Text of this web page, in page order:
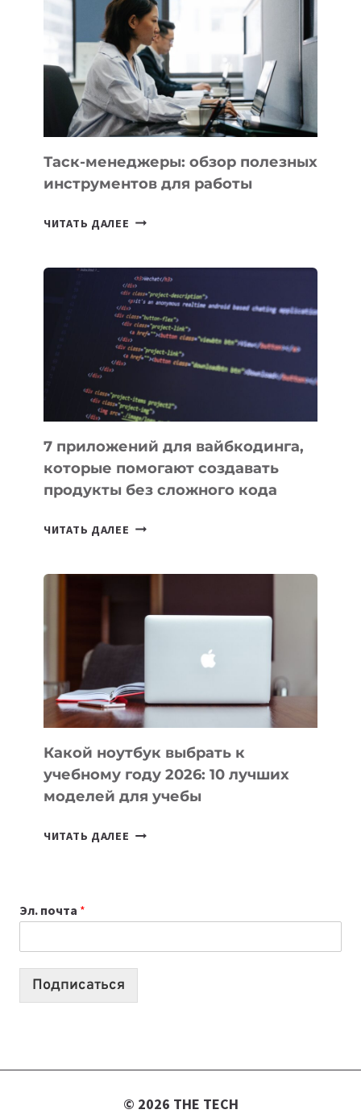
ПРЕДМЕТЫ
ПО
ИСКУССТВЕННОМУ
ИНТЕЛЛЕКТУ
Таск-менеджеры: обзор полезных
инструментов для работы
ЧИТАТЬ ДАЛЕЕ ТАСК-
ПОЛЕЗНЫХ
ИНСТРУМЕНТОВ
ДЛЯ
РАБОТЫ
7 приложений для вайбкодинга,
которые помогают создавать
продукты без сложного кода
ЧИТАТЬ ДАЛЕЕ 7
ПОМОГАЮТ
СОЗДАВАТЬ
БЕЗ
СЛОЖНОГО
КОДА
Какой ноутбук выбрать к
учебному году 2026: 10 лучших
моделей для учебы
ЧИТАТЬ ДАЛЕЕ КАКОЙ
2026:
10
Эл. почта *
Подписаться
© 2026 THE TECH